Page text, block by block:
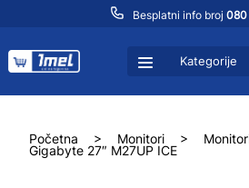
Besplatni info broj 080
Kategorije
Početna > Monitori >
Gigabyte 27″ M27UP ICE